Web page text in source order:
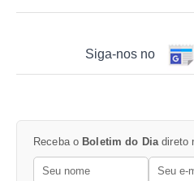
Siga-nos no
Receba o Boletim do Dia direto